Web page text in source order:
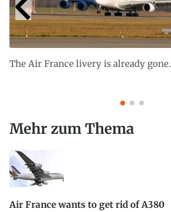
The Air France livery is already gone.
Mehr zum Thema
Air France wants to get rid of A380